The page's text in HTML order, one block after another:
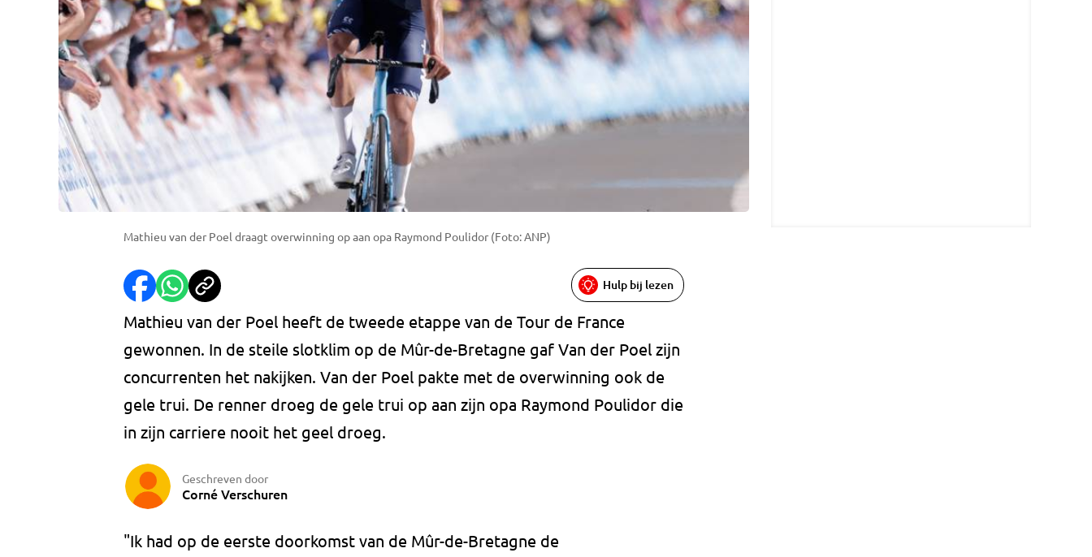
Mathieu van der Poel draagt overwinning op aan opa Raymond Poulidor (Foto: ANP)
Hulp bij lezen
Mathieu van der Poel heeft de tweede etappe van de Tour de France
gewonnen. In de steile slotklim op de Mûr-de-Bretagne gaf Van der Poel zijn
concurrenten het nakijken. Van der Poel pakte met de overwinning ook de
gele trui. De renner droeg de gele trui op aan zijn opa Raymond Poulidor die
in zijn carriere nooit het geel droeg.
Geschreven door
Corné Verschuren
"Ik had op de eerste doorkomst van de Mûr-de-Bretagne de